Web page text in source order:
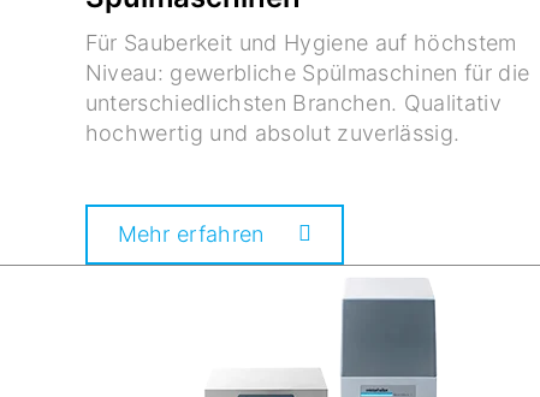
Für Sauberkeit und Hygiene auf höchstem
Niveau: gewerbliche Spülmaschinen für die
unterschiedlichsten Branchen. Qualitativ
hochwertig und absolut zuverlässig.
Mehr erfahren